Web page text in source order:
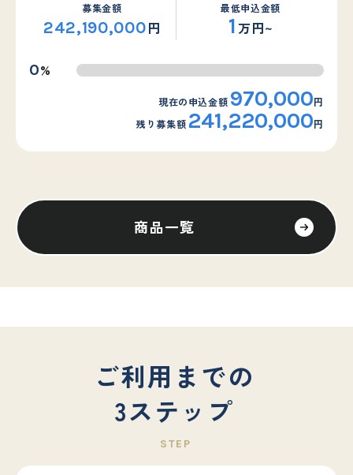
募集金額
242,190,000円
最低申込金額
1万円~
0%
現在の申込金額 970,000円
残り募集額 241,220,000円
商品一覧
ご利用までの
3ステップ
外部サイトへリンクします。
これより先は、SAMURAI証券のウェ
ブサイトではありません